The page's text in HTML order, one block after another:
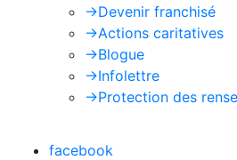
->Devenir franchisé
->Actions caritatives
->Blogue
->Infolettre
->Protection des
facebook